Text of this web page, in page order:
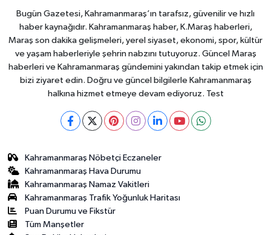
Bugün Gazetesi, Kahramanmaraş’ın tarafsız, güvenilir ve hızlı
haber kaynağıdır. Kahramanmaraş haber, K.Maraş haberleri,
Maraş son dakika gelişmeleri, yerel siyaset, ekonomi, spor, kültür
ve yaşam haberleriyle şehrin nabzını tutuyoruz. Güncel Maraş
haberleri ve Kahramanmaraş gündemini yakından takip etmek için
bizi ziyaret edin. Doğru ve güncel bilgilerle Kahramanmaraş
halkına hizmet etmeye devam ediyoruz. Test
Kahramanmaraş Nöbetçi Eczaneler
Kahramanmaraş Hava Durumu
Kahramanmaraş Namaz Vakitleri
Kahramanmaraş Trafik Yoğunluk Haritası
Puan Durumu ve Fikstür
Tüm Manşetler